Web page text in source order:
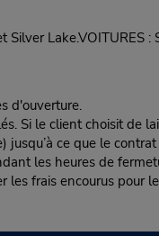
Lake.VOITURES :
d'ouverture.
Si le client choisit de
ce que le
les heures de
frais encourus pour